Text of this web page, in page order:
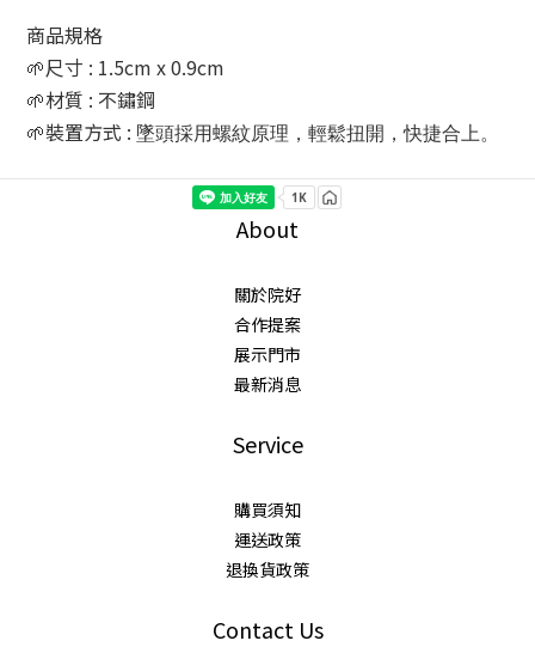
商品規格
🌱尺寸 : 1.5cm x 0.9cm
🌱材質 : 不鏽鋼
🌱裝置方式 : 墜頭採用螺紋原理，輕鬆扭開，快捷合上。
About
關於院好
合作提案
展示門市
最新消息
Service
購買須知
運送政策
退換貨政策
Contact Us